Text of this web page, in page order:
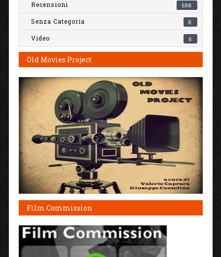
Recensioni 698
Senza Categoria 8
Video 6
Old Movies Project
Film Commission